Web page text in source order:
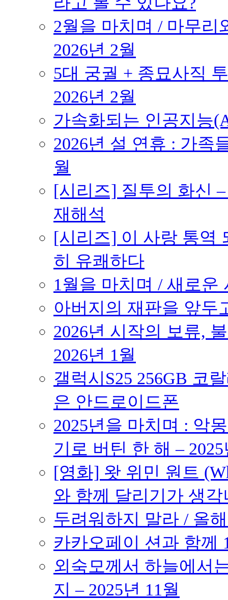
2월을 마치며 / 마무리
2026년 2월
5대 궁궐 + 종묘사직
2026년 2월
가속화되는 인공지능
2026년 설 연휴 : 가족
월
[시리즈] 질투의 화신
재해석
[시리즈] 이 사랑 통역
히 유쾌하다
1월을 마치며 / 새로운
아버지의 재판을 앞두
2026년 시작의 보류,
2026년 1월
갤럭시S25 256GB 코
은 안드로이드폰
2025년을 마치며 : 악
기로 버틴 한 해 –
[영화] 왓 위민 원트
와 함께 달리기가 생각
두려워하지 말라 / 올
카카오페이 션과 함께
외숙모께서 하늘에서
지 – 2025년 11월